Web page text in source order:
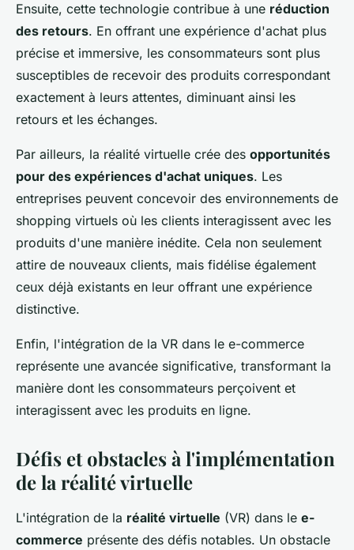
Ensuite, cette technologie contribue à une réduction
des retours. En offrant une expérience d'achat plus
précise et immersive, les consommateurs sont plus
susceptibles de recevoir des produits correspondant
exactement à leurs attentes, diminuant ainsi les
retours et les échanges.
Par ailleurs, la réalité virtuelle crée des opportunités
pour des expériences d'achat uniques. Les
entreprises peuvent concevoir des environnements de
shopping virtuels où les clients interagissent avec les
produits d'une manière inédite. Cela non seulement
attire de nouveaux clients, mais fidélise également
ceux déjà existants en leur offrant une expérience
distinctive.
Enfin, l'intégration de la VR dans le e-commerce
représente une avancée significative, transformant la
manière dont les consommateurs perçoivent et
interagissent avec les produits en ligne.
Défis et obstacles à l'implémentation
de la réalité virtuelle
L'intégration de la réalité virtuelle (VR) dans le e-
commerce présente des défis notables. Un obstacle